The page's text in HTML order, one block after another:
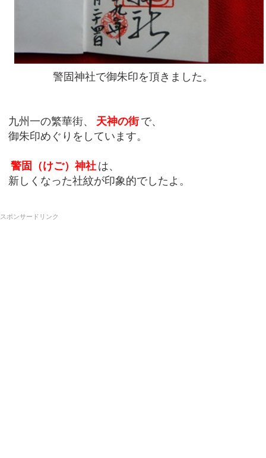
警固神社で御朱印を頂きました。
九州一の繁華街、 天神の街 で、
御朱印めぐりをしています。
警固（けご）神社 は、
新しくなった社紋が印象的でしたよ。
スポンサードリンク